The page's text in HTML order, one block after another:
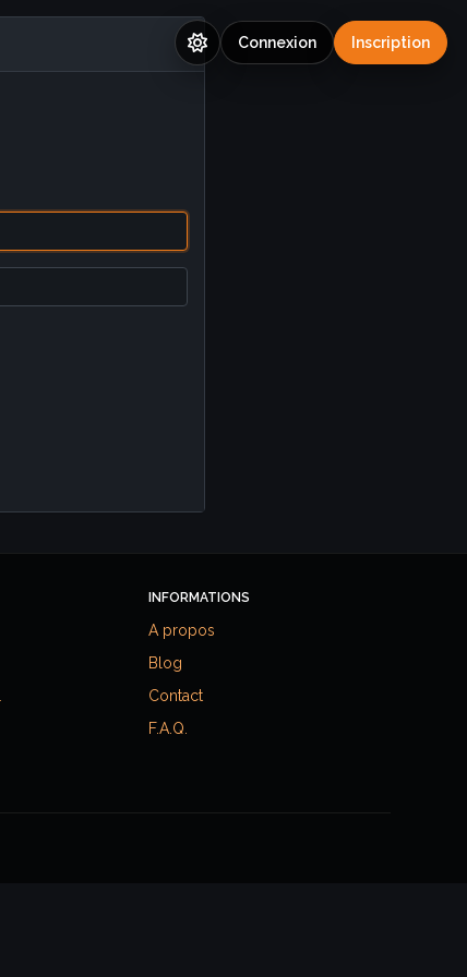
Connexion Inscription
INFORMATIONS
A propos
Blog
Contact
F.A.Q.